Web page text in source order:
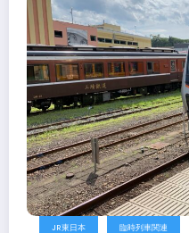
JR東日本 臨時列車関連